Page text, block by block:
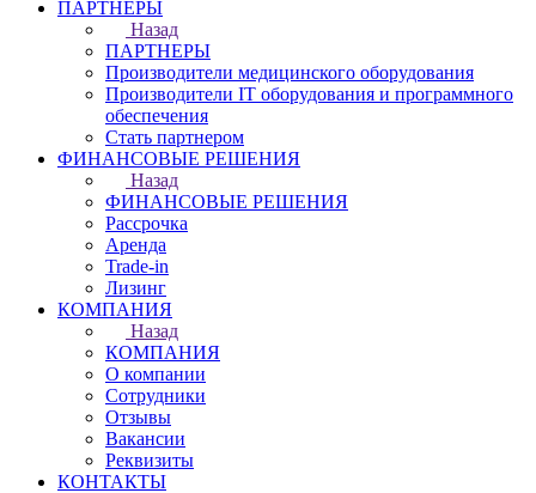
ПАРТНЕРЫ
Назад
ПАРТНЕРЫ
Производители медицинского оборудования
Производители IT оборудования и программного
обеспечения
Стать партнером
ФИНАНСОВЫЕ РЕШЕНИЯ
Назад
ФИНАНСОВЫЕ РЕШЕНИЯ
Рассрочка
Аренда
Trade-in
Лизинг
КОМПАНИЯ
Назад
КОМПАНИЯ
О компании
Сотрудники
Отзывы
Вакансии
Реквизиты
КОНТАКТЫ